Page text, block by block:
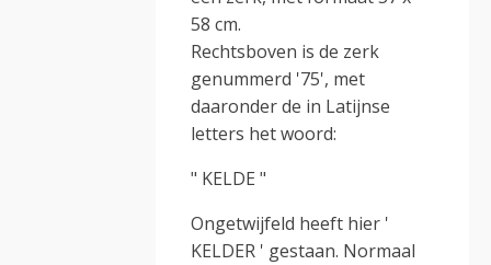
58 cm.
Rechtsboven is de zerk
genummerd '75', met
daaronder de in Latijnse
letters het woord:
" KELDE "
Ongetwijfeld heeft hier '
KELDER ' gestaan. Normaal